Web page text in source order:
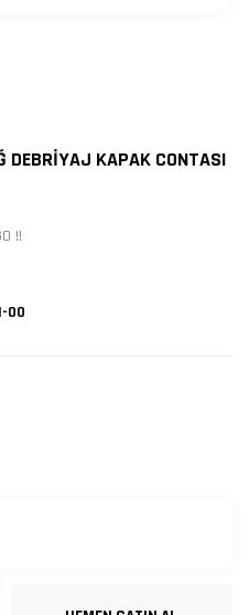
KAPAK CONTASI
!!
00